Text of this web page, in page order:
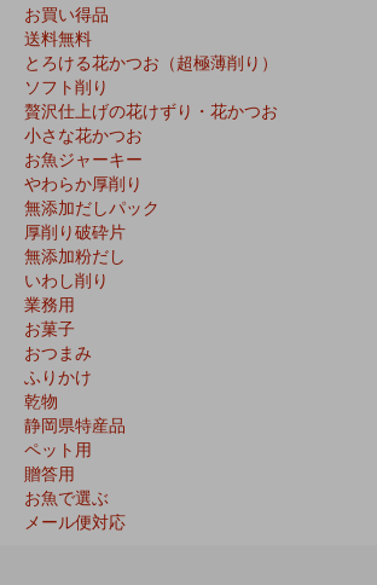
お買い得品
送料無料
とろける花かつお（超極薄削り）
ソフト削り
贅沢仕上げの花けずり・花かつお
小さな花かつお
お魚ジャーキー
やわらか厚削り
無添加だしパック
厚削り破砕片
無添加粉だし
いわし削り
業務用
お菓子
おつまみ
ふりかけ
乾物
静岡県特産品
ペット用
贈答用
お魚で選ぶ
メール便対応